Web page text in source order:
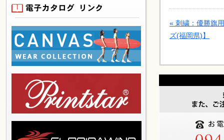
« 刺繍：優勝旗
ズ(福岡県)】